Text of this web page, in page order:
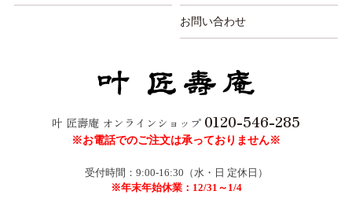
お問い合わせ
叶 匠壽庵 オンラインショップ 0120-546-285
※お電話でのご注文は承っておりません※
受付時間：9:00-16:30（水・日 定休日）
※年末年始休業：12/31～1/4